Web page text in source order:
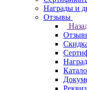
Награды и
Отзывы